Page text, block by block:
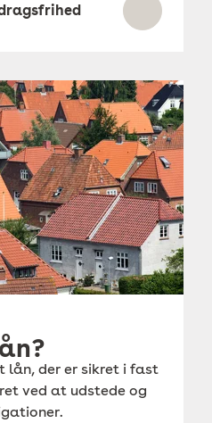
lån, der er sikret i fast
ved at udstede og